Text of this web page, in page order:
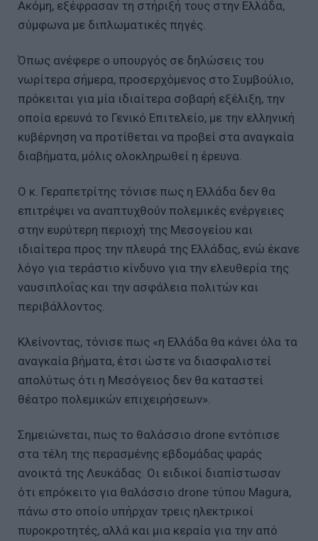
Ακόμη, εξέφρασαν τη στήριξή τους στην Ελλάδα,
σύμφωνα με διπλωματικές πηγές.
Όπως ανέφερε ο υπουργός σε δηλώσεις του
νωρίτερα σήμερα, προσερχόμενος στο Συμβούλιο,
πρόκειται για μία ιδιαίτερα σοβαρή εξέλιξη, την
οποία ερευνά το Γενικό Επιτελείο, με την ελληνική
κυβέρνηση να προτίθεται να προβεί στα αναγκαία
διαβήματα, μόλις ολοκληρωθεί η έρευνα.
Ο κ. Γεραπετρίτης τόνισε πως η Ελλάδα δεν θα
επιτρέψει να αναπτυχθούν πολεμικές ενέργειες
στην ευρύτερη περιοχή της Μεσογείου και
ιδιαίτερα προς την πλευρά της Ελλάδας, ενώ έκανε
λόγο για τεράστιο κίνδυνο για την ελευθερία της
ναυσιπλοΐας και την ασφάλεια πολιτών και
περιβάλλοντος.
Κλείνοντας, τόνισε πως «η Ελλάδα θα κάνει όλα τα
αναγκαία βήματα, έτσι ώστε να διασφαλιστεί
απολύτως ότι η Μεσόγειος δεν θα καταστεί
θέατρο πολεμικών επιχειρήσεων».
Σημειώνεται, πως το θαλάσσιο drone εντόπισε
στα τέλη της περασμένης εβδομάδας ψαράς
ανοικτά της Λευκάδας. Οι ειδικοί διαπίστωσαν
ότι επρόκειτο για θαλάσσιο drone τύπου Magura,
πάνω στο οποίο υπήρχαν τρεις ηλεκτρικοί
πυροκροτητές, αλλά και μια κεραία για την από